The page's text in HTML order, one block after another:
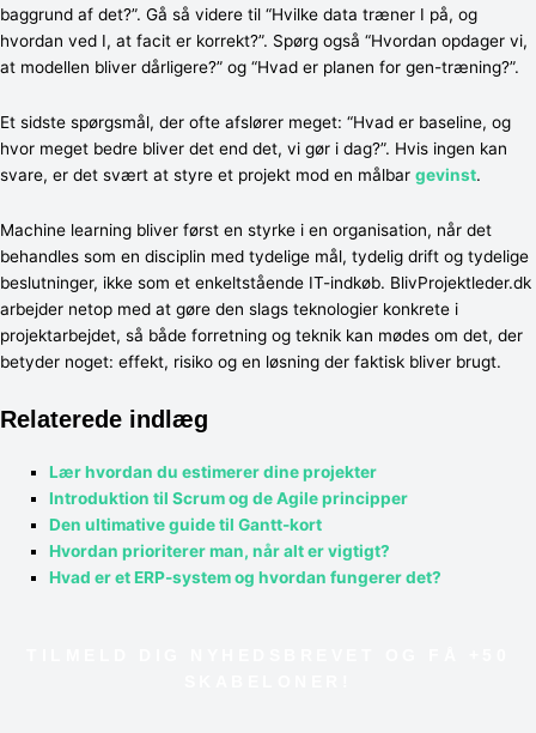
baggrund af det?”. Gå så videre til “Hvilke data træner I på, og
hvordan ved I, at facit er korrekt?”. Spørg også “Hvordan opdager vi,
at modellen bliver dårligere?” og “Hvad er planen for gen-træning?”.
Et sidste spørgsmål, der ofte afslører meget: “Hvad er baseline, og
hvor meget bedre bliver det end det, vi gør i dag?”. Hvis ingen kan
svare, er det svært at styre et projekt mod en målbar gevinst.
Machine learning bliver først en styrke i en organisation, når det
behandles som en disciplin med tydelige mål, tydelig drift og tydelige
beslutninger, ikke som et enkeltstående IT-indkøb. BlivProjektleder.dk
arbejder netop med at gøre den slags teknologier konkrete i
projektarbejdet, så både forretning og teknik kan mødes om det, der
betyder noget: effekt, risiko og en løsning der faktisk bliver brugt.
Relaterede indlæg
Lær hvordan du estimerer dine projekter
Introduktion til Scrum og de Agile principper
Den ultimative guide til Gantt-kort
Hvordan prioriterer man, når alt er vigtigt?
Hvad er et ERP-system og hvordan fungerer det?